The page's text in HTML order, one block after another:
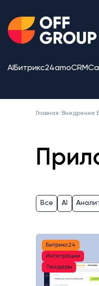
AI Битрикс24amoCRM
Главная/ Внедрение
Все AI
Битрикс24
Интеграции
Тендеры